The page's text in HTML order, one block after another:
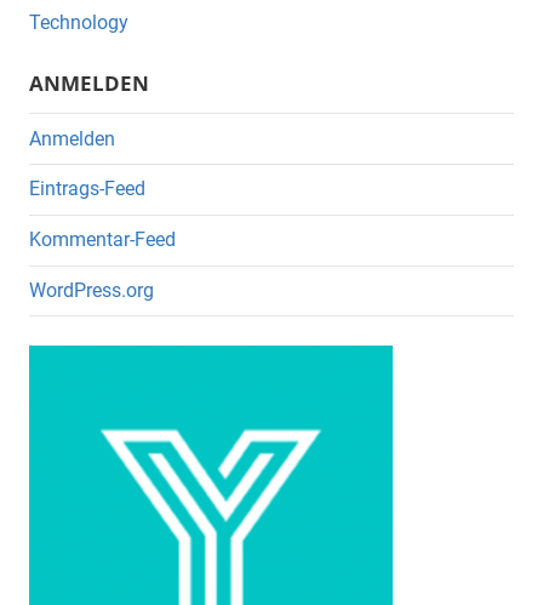
o
k
Technology
ANMELDEN
Anmelden
Eintrags-Feed
Kommentar-Feed
WordPress.org